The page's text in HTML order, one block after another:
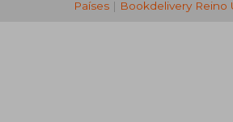
Países | Bookdelivery Reino